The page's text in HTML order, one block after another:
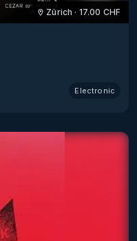
Zürich · 17.00 CHF
Electronic